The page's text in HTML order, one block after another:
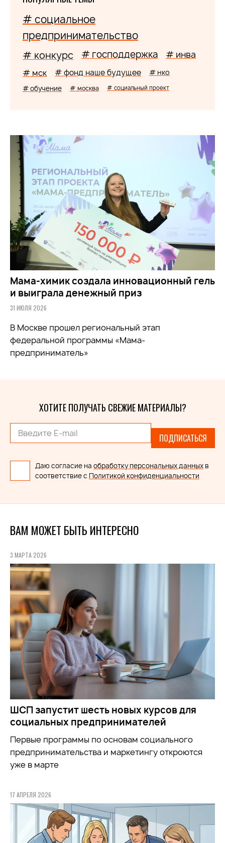
# социальное
предпринимательство
# конкурс # господдержка # инва
# мск # фонд наше будущее # нко
# обучение # москва # социальный проект
Мама-химик создала инновационный гель
и выиграла денежный приз
31 ИЮЛЯ 2026
В Москве прошел региональный этап
федеральной программы «Мама-
предприниматель»
ХОТИТЕ ПОЛУЧАТЬ СВЕЖИЕ МАТЕРИАЛЫ?
ПОДПИСАТЬСЯ
Даю согласие на обработку персональных данных в
соответствие с Политикой конфиденциальности
ВАМ МОЖЕТ БЫТЬ ИНТЕРЕСНО
3 МАРТА 2026
ШСП запустит шесть новых курсов для
социальных предпринимателей
Первые программы по основам социального
предпринимательства и маркетингу откроются
уже в марте
17 АПРЕЛЯ 2026